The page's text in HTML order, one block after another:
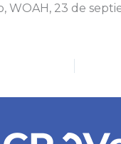
WOAH, 23 de